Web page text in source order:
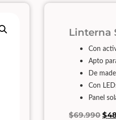
Linterna
Con
Apto
De
Con
Panel
$69.990 $